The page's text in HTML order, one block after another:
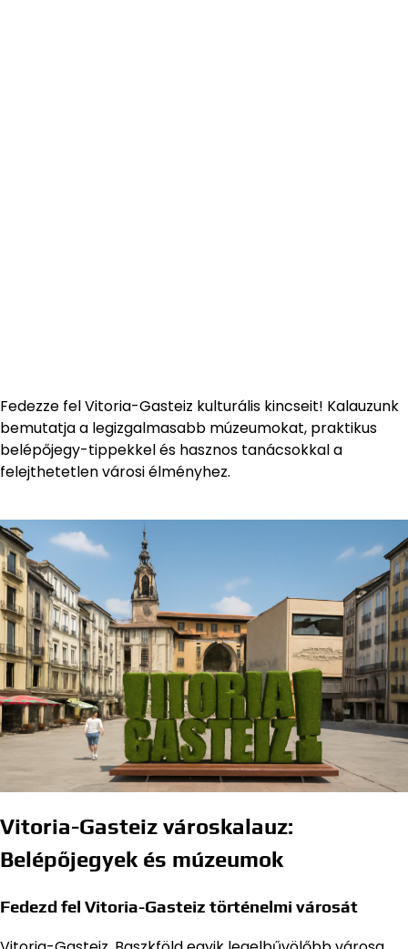
Fedezze fel Vitoria-Gasteiz kulturális kincseit! Kalauzunk
bemutatja a legizgalmasabb múzeumokat, praktikus
belépőjegy-tippekkel és hasznos tanácsokkal a
felejthetetlen városi élményhez.
Vitoria-Gasteiz városkalauz:
Belépőjegyek és múzeumok
Fedezd fel Vitoria-Gasteiz történelmi városát